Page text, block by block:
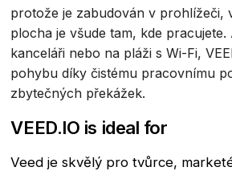
protože je zabudován v prohlížeči,
plocha je všude tam, kde
kanceláři nebo na pláži s Wi-Fi,
pohybu díky čistému pracovnímu
zbytečných překážek.
VEED.IO is ideal for
Veed je skvělý pro tvůrce,